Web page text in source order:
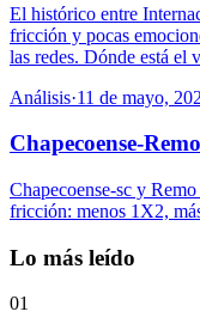
El histórico entre
fricción y pocas
las redes. Dónde está el
Análisis·11 de mayo,
Chapecoense-
Chapecoense-sc y
fricción: menos 1X2,
Lo más leído
01